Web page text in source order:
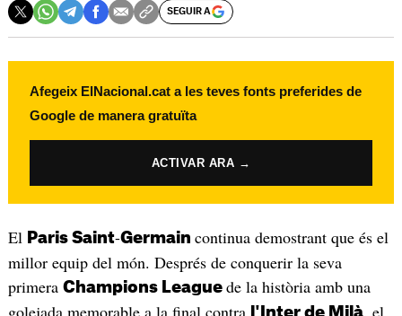
SEGUIR A
Afegeix ElNacional.cat a les teves fonts preferides de
Google de manera gratuïta
ACTIVAR ARA →
El Paris Saint-Germain continua demostrant que és el
millor equip del món. Després de conquerir la seva
primera Champions League de la història amb una
l'Inter de Milà